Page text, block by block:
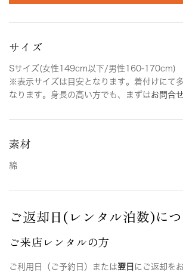
サイズ
Sサイズ(女性149cm以下/男性160-170cm)
※表示サイズは目安となります。着付けにて
なります。身長の高い方でも、まずはお問合せ
素材
綿
ご返却日(レンタル泊数)に
ご来店レンタルの方
ご利用日（ご予約日）または翌日 にご返却を